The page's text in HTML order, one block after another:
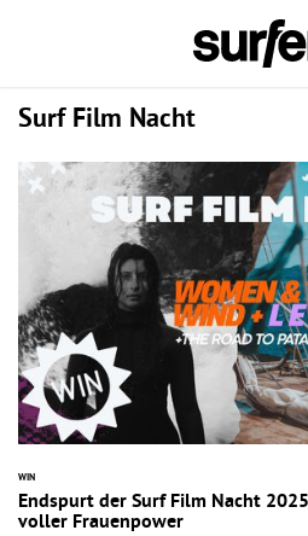
Surf Film Nacht
WIN
Endspurt der Surf Film Nacht
voller Frauenpower